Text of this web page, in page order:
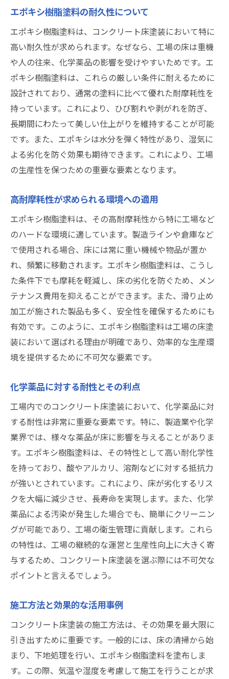
エポキシ樹脂塗料の耐久性について
エポキシ樹脂塗料は、コンクリート床塗装において特に
高い耐久性が求められます。なぜなら、工場の床は重機
や人の往来、化学薬品の影響を受けやすいためです。エ
ポキシ樹脂塗料は、これらの厳しい条件に耐えるために
設計されており、通常の塗料に比べて優れた耐摩耗性を
持っています。これにより、ひび割れや剥がれを防ぎ、
長期間にわたって美しい仕上がりを維持することが可能
です。また、エポキシは水分を弾く特性があり、湿気に
よる劣化を防ぐ効果も期待できます。これにより、工場
の生産性を保つための重要な要素となります。
高耐摩耗性が求められる環境への適用
エポキシ樹脂塗料は、その高耐摩耗性から特に工場など
のハードな環境に適しています。製造ラインや倉庫など
で使用される場合、床には常に重い機械や物品が置か
れ、頻繁に移動されます。エポキシ樹脂塗料は、こうし
た条件下でも摩耗を軽減し、床の劣化を防ぐため、メン
テナンス費用を抑えることができます。また、滑り止め
加工が施された製品も多く、安全性を確保するためにも
有効です。このように、エポキシ樹脂塗料は工場の床塗
装において選ばれる理由が明確であり、効率的な生産環
境を提供するために不可欠な要素です。
化学薬品に対する耐性とその利点
工場内でのコンクリート床塗装において、化学薬品に対
する耐性は非常に重要な要素です。特に、製造業や化学
業界では、様々な薬品が床に影響を与えることがありま
す。エポキシ樹脂塗料は、その特性として高い耐化学性
を持っており、酸やアルカリ、溶剤などに対する抵抗力
が強いとされています。これにより、床が劣化するリス
クを大幅に減少させ、長寿命を実現します。また、化学
薬品による汚染が発生した場合でも、簡単にクリーニン
グが可能であり、工場の衛生管理に貢献します。これら
の特性は、工場の継続的な運営と生産性向上に大きく寄
与するため、コンクリート床塗装を選ぶ際には不可欠な
ポイントと言えるでしょう。
施工方法と効果的な活用事例
コンクリート床塗装の施工方法は、その効果を最大限に
引き出すために重要です。一般的には、床の清掃から始
まり、下地処理を行い、エポキシ樹脂塗料を塗布しま
す。この際、気温や湿度を考慮して施工を行うことが求